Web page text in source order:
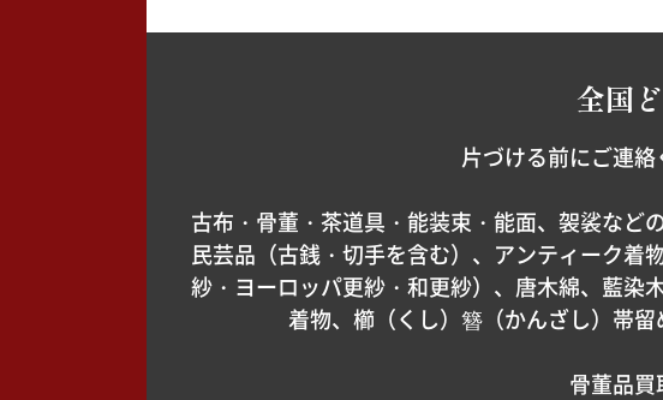
全国
片づける前にご連
古布・骨董・茶道具・能装束・能面、袈裟など
民芸品（古銭・切手を含む）、アンティーク着
紗・ヨーロッパ更紗・和更紗）、唐木綿、藍染
着物、櫛（くし）簪（かんざし）帯
骨董品買